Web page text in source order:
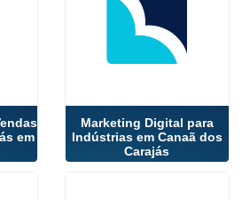
em
Marketing Digital para
Indústrias em Canaã dos
Carajás